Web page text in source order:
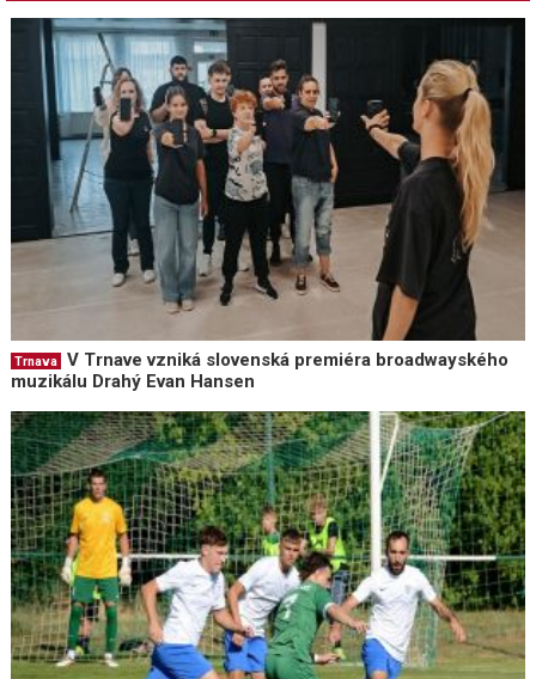
Trnava
V Trnave vzniká slovenská premiéra broadwayského
muzikálu Drahý Evan Hansen